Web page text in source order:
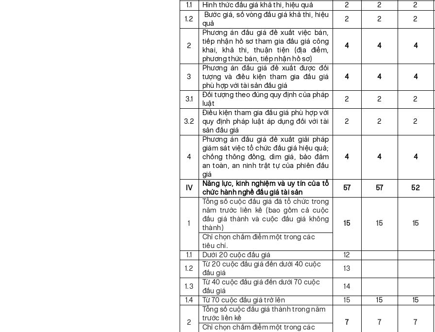
1.1 Hình thức đấu giá khả thi, hiệu quả 2 2 2
1.2
Bước giá, số vòng đấu giá khả thi, hiệu
quả
2 2 2
2
Phương án đấu giá đề xuất việc bán,
tiếp nhận hồ sơ tham gia đấu giá công
khai, khả thi, thuận tiện (địa điểm,
phương thức bán, tiếp nhận hồ sơ)
4 4 4
3
Phương án đấu giá đề xuất được đối
tượng và điều kiện tham gia đấu giá
phù hợp với tài sản đấu giá
4 4 4
3.1
Đối tượng theo đúng quy định của pháp
luật
2 2 2
3.2
Điều kiện tham gia đấu giá phù hợp với
quy định pháp luật áp dụng đối với tài
sản đấu giá
2 2 2
4
Phương án đấu giá đề xuất giải pháp
giám sát việc tổ chức đấu giá hiệu quả;
chống thông đồng, dìm giá, bảo đảm
an toàn, an ninh trật tự của phiên đấu
giá
4 4 4
IV
Năng lực, kinh nghiệm và uy tín của tổ
chức hành nghề đấu giá tài sản
57 57 52
1
Tổng số cuộc đấu giá đã tổ chức trong
năm trước liền kề (bao gồm cả cuộc
đấu giá thành và cuộc đấu giá không
thành)
15 15 15
Chỉ chọn chấm điểm một trong các
tiêu chí.
1.1
Dưới 20 cuộc đấu giá
12
1.2
Từ 20 cuộc đấu giá đến dưới 40 cuộc
đấu giá
13
1.3
Từ 40 cuộc đấu giá đến dưới 70 cuộc
đấu giá
14
1.4 Từ 70 cuộc đấu giá trở lên 15 15 15
2
Tổng số cuộc đấu giá thành trong năm
trước liền kề
7 7 7
Chỉ chọn chấm điểm một trong các